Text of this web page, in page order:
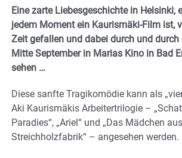
Eine zarte Liebesgeschichte in Helsinki,
jedem Moment ein Kaurismäki-Film ist,
Zeit gefallen und dabei durch und durch
Mitte September in Marias Kino in Bad
sehen …
Diese sanfte Tragikomödie kann als
Aki Kaurismäkis Arbeitertrilogie –
Paradies“, „Ariel“ und „Das Mädchen
Streichholzfabrik“ – angesehen werden.